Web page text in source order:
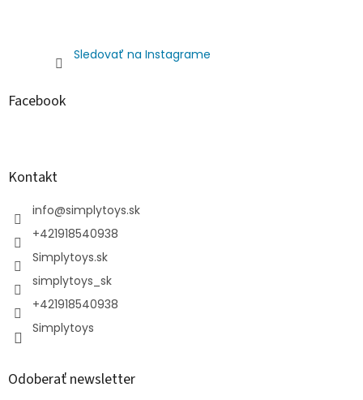
Sledovať na Instagrame
Facebook
Kontakt
info@simplytoys.sk
+421918540938
Simplytoys.sk
simplytoys_sk
+421918540938
Simplytoys
Odoberať newsletter